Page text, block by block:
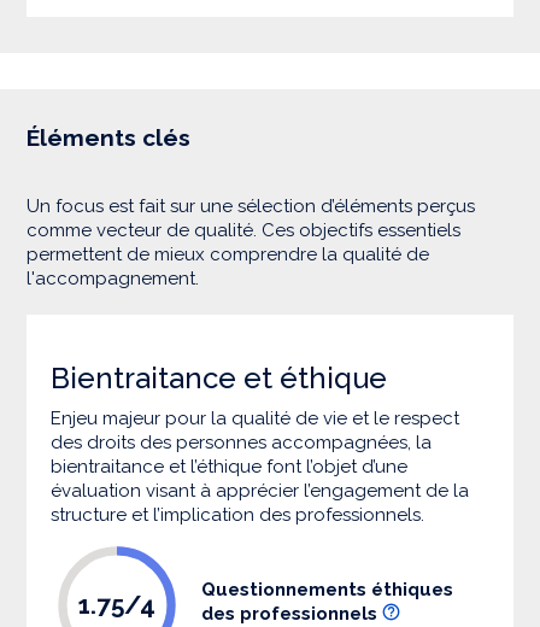
Éléments clés
Un focus est fait sur une sélection d’éléments perçus
comme vecteur de qualité. Ces objectifs essentiels
permettent de mieux comprendre la qualité de
l'accompagnement.
Bientraitance et éthique
Enjeu majeur pour la qualité de vie et le respect
des droits des personnes accompagnées, la
bientraitance et l’éthique font l’objet d’une
évaluation visant à apprécier l’engagement de la
structure et l’implication des professionnels.
1.75/4
Questionnements éthiques
des professionnels